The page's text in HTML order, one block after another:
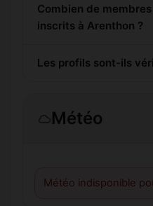
Combien de
inscrits à Arenthon ?
Les profils sont-ils
Météo
Météo indisponible